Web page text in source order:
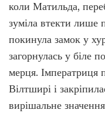
коли Матильда,
зуміла втекти
покинула замок у
загорнулась у біле
мерця. Імператриця
Вілтширі і
вирішальне